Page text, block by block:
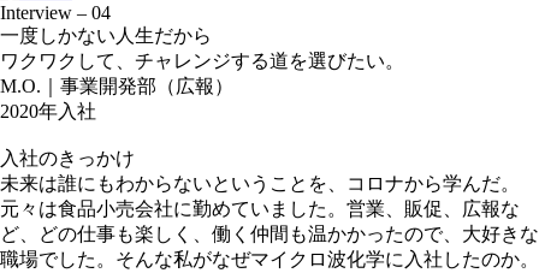
Interview – 04
一度しかない人生だから
ワクワクして、 チャレンジする道を選びたい。
M.O.｜事業開発部（広報）
2020年入社
入社のきっかけ
未来は誰にもわからないということを、
コロナから学んだ。
元々は食品小売会社に勤めていました。営業、販促、広報な
ど、どの仕事も楽しく、働く仲間も温かかったので、大好きな
職場でした。そんな私がなぜマイクロ波化学に入社したのか。